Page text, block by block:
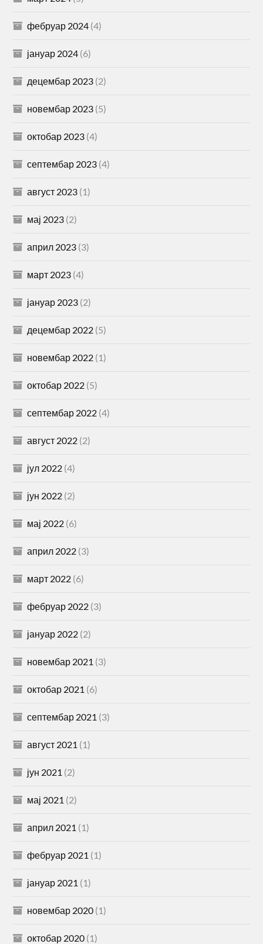
фебруар 2024 (4)
јануар 2024 (6)
децембар 2023 (2)
новембар 2023 (5)
октобар 2023 (4)
септембар 2023 (4)
август 2023 (1)
мај 2023 (2)
април 2023 (3)
март 2023 (4)
јануар 2023 (2)
децембар 2022 (5)
новембар 2022 (1)
октобар 2022 (5)
септембар 2022 (4)
август 2022 (2)
јул 2022 (4)
јун 2022 (2)
мај 2022 (6)
април 2022 (3)
март 2022 (6)
фебруар 2022 (3)
јануар 2022 (2)
новембар 2021 (3)
октобар 2021 (6)
септембар 2021 (3)
август 2021 (1)
јун 2021 (2)
мај 2021 (2)
април 2021 (1)
фебруар 2021 (1)
јануар 2021 (1)
новембар 2020 (1)
октобар 2020 (1)